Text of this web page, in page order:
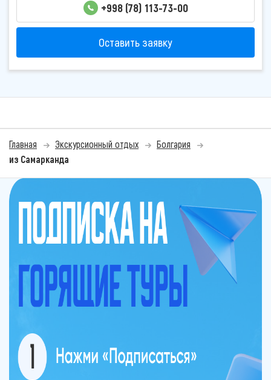
+998 (78) 113-73-00
Оставить заявку
Главная Экскурсионный отдых
Болгария
из Самарканда